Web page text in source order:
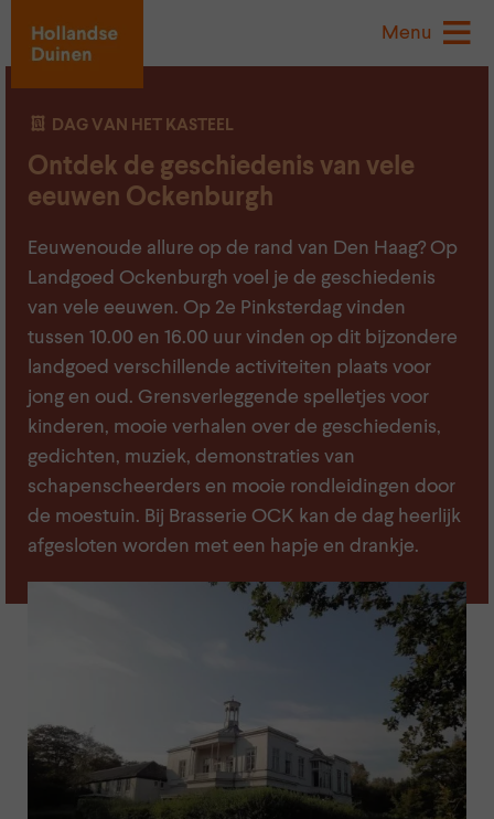
Menu
DAG VAN HET KASTEEL
Ontdek de geschiedenis van vele
eeuwen Ockenburgh
Eeuwenoude allure op de rand van Den Haag? Op
Landgoed Ockenburgh voel je de geschiedenis
van vele eeuwen. Op 2e Pinksterdag vinden
tussen 10.00 en 16.00 uur vinden op dit bijzondere
landgoed verschillende activiteiten plaats voor
jong en oud. Grensverleggende spelletjes voor
kinderen, mooie verhalen over de geschiedenis,
gedichten, muziek, demonstraties van
schapenscheerders en mooie rondleidingen door
de moestuin. Bij Brasserie OCK kan de dag heerlijk
afgesloten worden met een hapje en drankje.